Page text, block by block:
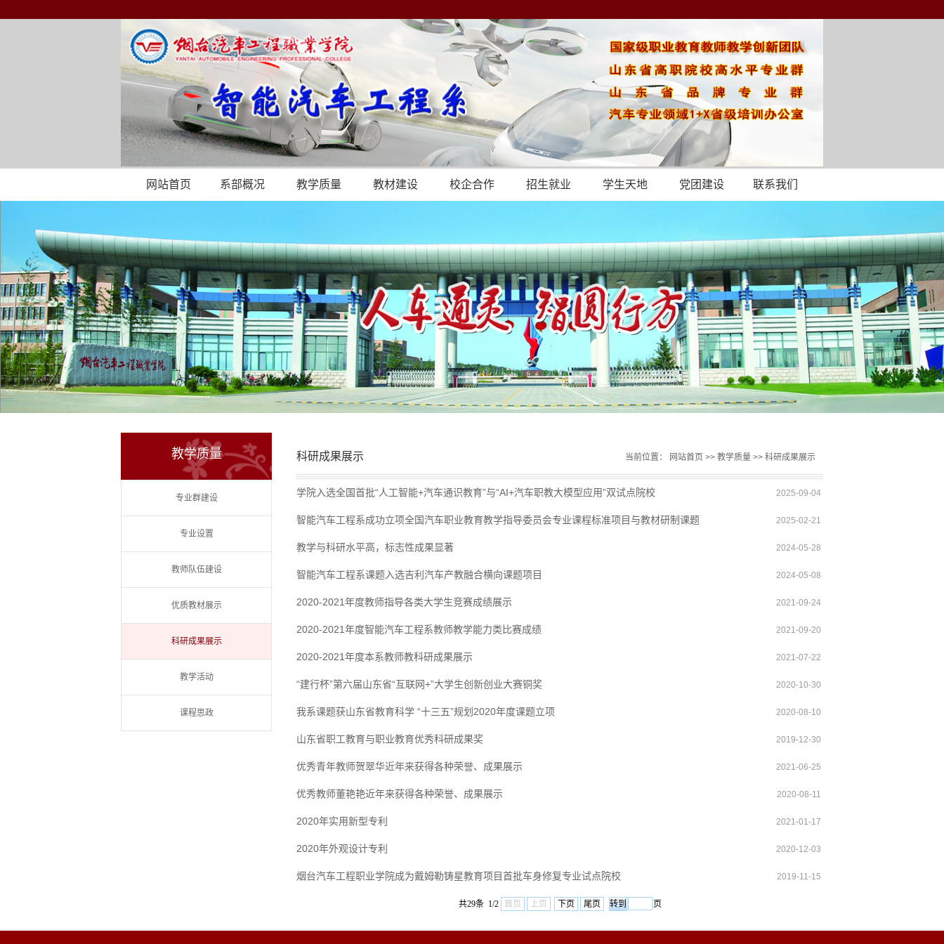
网站首页 系部概况 教学质量 教材建设 校企合作 招生就业 学生天地 党团建设 联系我们
教学质量
专业群建设
专业设置
教师队伍建设
优质教材展示
科研成果展示
教学活动
课程思政
科研成果展示 当前位置： 网站首页 >> 教学质量 >> 科研成果展示
学院入选全国首批“人工智能+汽车通识教育”与“AI+汽车职教大模型应用”双试点院校 2025-09-04
智能汽车工程系成功立项全国汽车职业教育教学指导委员会专业课程标准项目与教材研制课题 2025-02-21
教学与科研水平高，标志性成果显著 2024-05-28
智能汽车工程系课题入选吉利汽车产教融合横向课题项目 2024-05-08
2020-2021年度教师指导各类大学生竞赛成绩展示 2021-09-24
2020-2021年度智能汽车工程系教师教学能力类比赛成绩 2021-09-20
2020-2021年度本系教师教科研成果展示 2021-07-22
“建行杯”第六届山东省“互联网+”大学生创新创业大赛铜奖 2020-10-30
我系课题获山东省教育科学 “十三五”规划2020年度课题立项 2020-08-10
山东省职工教育与职业教育优秀科研成果奖 2019-12-30
优秀青年教师贺翠华近年来获得各种荣誉、成果展示 2021-06-25
优秀教师董艳艳近年来获得各种荣誉、成果展示 2020-08-11
2020年实用新型专利 2021-01-17
2020年外观设计专利 2020-12-03
烟台汽车工程职业学院成为戴姆勒铸星教育项目首批车身修复专业试点院校 2019-11-15
共29条 1/2 首页 上页 下页 尾页 页